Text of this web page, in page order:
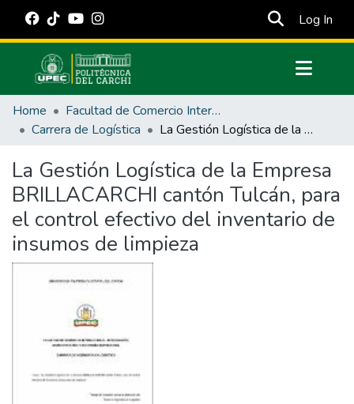
Log In
Communities & Collections
All of DSpace
Estadísticas Externas
Manuales
Home
Facultad de Comercio Internacional, Integración, Administración y Economía Empresarial
Carrera de Logística
La Gestión Logística de la Empresa BRILLACARCHI cantón Tulcán, para el control efectivo del inventario de insumos de limpieza
La Gestión Logística de la Empresa
BRILLACARCHI cantón Tulcán, para
el control efectivo del inventario de
insumos de limpieza